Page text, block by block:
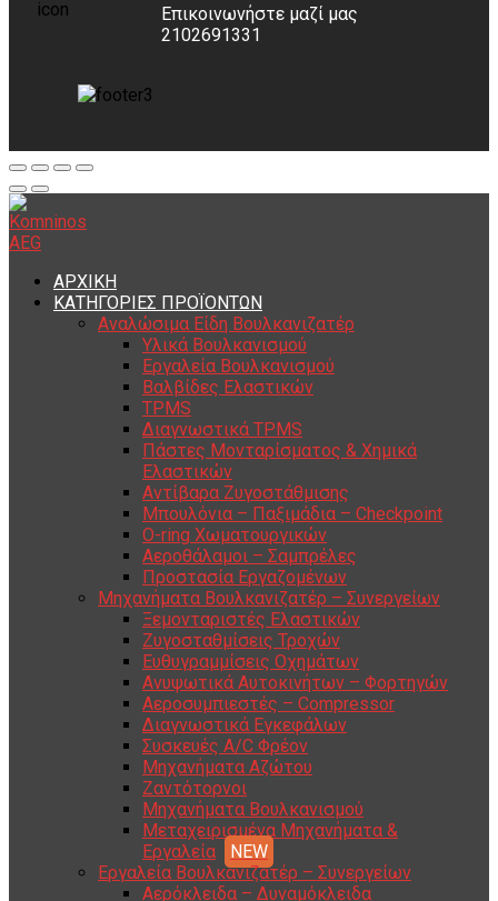
Επικοινωνήστε μαζί μας
2102691331
ΑΡΧΙΚΗ
ΚΑΤΗΓΟΡΙΕΣ ΠΡΟΪΟΝΤΩΝ
Αναλώσιμα Είδη Βουλκανιζατέρ
Υλικά Βουλκανισμού
Εργαλεία Βουλκανισμού
Βαλβίδες Ελαστικών
TPMS
Διαγνωστικά TPMS
Πάστες Μονταρίσματος & Χημικά
Ελαστικών
Αντίβαρα Ζυγοστάθμισης
Μπουλόνια – Παξιμάδια – Checkpoint
O-ring Χωματουργικών
Αεροθάλαμοι – Σαμπρέλες
Προστασία Εργαζομένων
Μηχανήματα Βουλκανιζατέρ – Συνεργείων
Ξεμονταριστές Ελαστικών
Ζυγοσταθμίσεις Τροχών
Ευθυγραμμίσεις Οχημάτων
Ανυψωτικά Αυτοκινήτων – Φορτηγών
Αεροσυμπιεστές – Compressor
Διαγνωστικά Εγκεφάλων
Συσκευές A/C Φρέον
Μηχανήματα Αζώτου
Ζαντότορνοι
Μηχανήματα Βουλκανισμού
Μεταχειρισμένα Μηχανήματα &
Εργαλεία
Εργαλεία Βουλκανιζατέρ – Συνεργείων
Αερόκλειδα – Δυναμόκλειδα